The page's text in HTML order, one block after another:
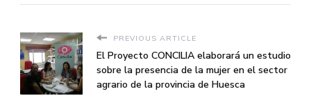
PREVIOUS ARTICLE
El Proyecto CONCILIA elaborará un estudio
sobre la presencia de la mujer en el sector
agrario de la provincia de Huesca